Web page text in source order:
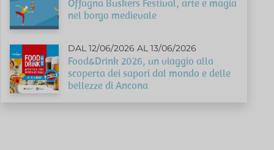
Offagna Buskers Festival, arte e magia
nel borgo medievale
DAL 12/06/2026 AL 13/06/2026
Food&Drink 2026, un viaggio alla
scoperta dei sapori dal mondo e delle
bellezze di Ancona